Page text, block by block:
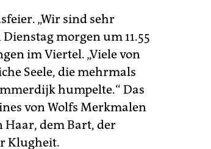
„Wir sind sehr
morgen um 11.55
im Viertel. „Viele von
Seele, die mehrmals
humpelte.“ Das
von Wolfs Merkmalen
Haar, dem Bart, der
Klugheit.